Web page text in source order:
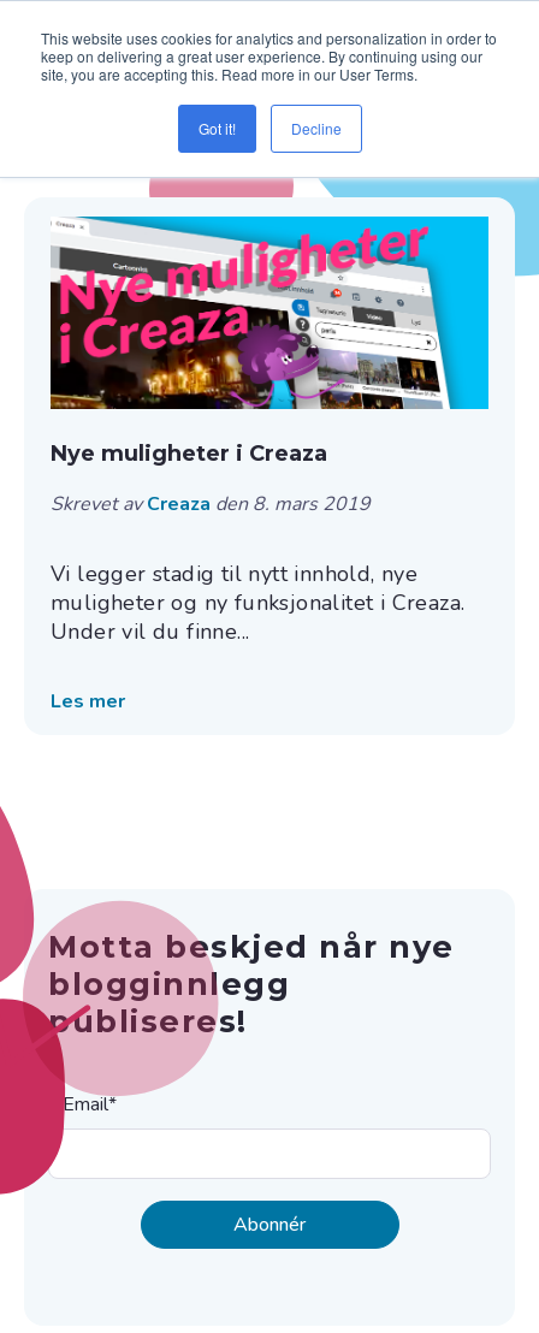
This website uses cookies for analytics and personalization in order to
keep on delivering a great user experience. By continuing using our
site, you are accepting this. Read more in our User Terms.
Got it! Decline
Blogg ( Kim Jong-un )
Nye muligheter i Creaza
Skrevet avCreaza den 8. mars 2019
Vi legger stadig til nytt innhold, nye
muligheter og ny funksjonalitet i Creaza.
Under vil du finne...
Les mer
Motta beskjed når nye
blogginnlegg
publiseres!
Email*